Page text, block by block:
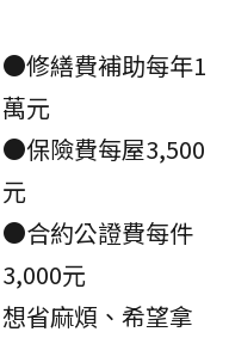
●修繕費補助每年1
萬元
●保險費每屋3,500
元
●合約公證費每件
3,000元
想省麻煩、希望拿